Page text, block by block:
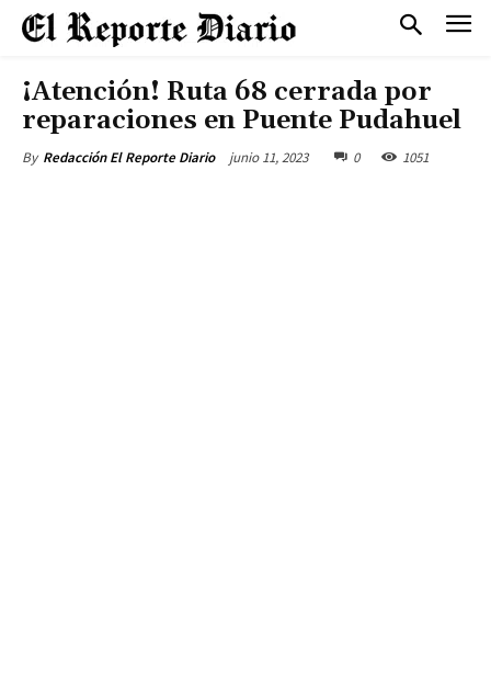
¡Atención! Ruta 68 cerrada por
reparaciones en Puente Pudahuel
By Redacción El Reporte Diario junio 11, 2023 0 1051